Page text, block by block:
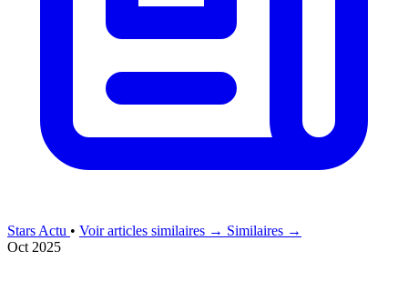
Stars Actu • Voir articles similaires → Similaires →
Oct 2025